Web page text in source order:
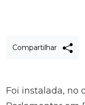
Compartilhar
Foi instalada, no